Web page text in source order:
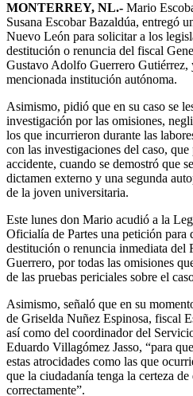
MONTERREY, NL.- Mario
Susana Escobar Bazaldúa, entregó
Nuevo León para solicitar a los
destitución o renuncia del fiscal
Gustavo Adolfo Guerrero Gutiérrez,
mencionada institución autónoma.
Asimismo, pidió que en su caso se
investigación por las omisiones,
los que incurrieron durante las
con las investigaciones del caso,
accidente, cuando se demostró que
dictamen externo y una segunda
de la joven universitaria.
Este lunes don Mario acudió a la
Oficialía de Partes una petición para
destitución o renuncia inmediata
Guerrero, por todas las omisiones
de las pruebas periciales sobre el
Asimismo, señaló que en su
de Griselda Nuñez Espinosa, fiscal
así como del coordinador del
Eduardo Villagómez Jasso, “para
estas atrocidades como las que
que la ciudadanía tenga la certeza de
correctamente”.